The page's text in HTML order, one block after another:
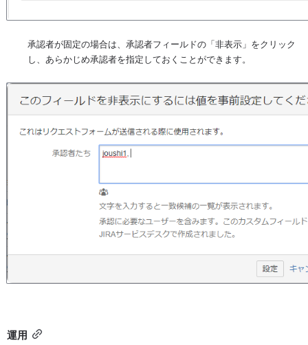
承認者が固定の場合は、承認者フィールドの「非表示」をクリック
し、あらかじめ承認者を指定しておくことができます。
運用